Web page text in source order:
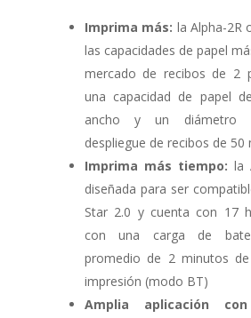
Imprima más: la Alpha-2R
las capacidades de papel
mercado de recibos de 2
una capacidad de papel
ancho y un diámetro
despliegue de recibos de 50
Imprima más tiempo: la
diseñada para ser
Star 2.0 y cuenta con 17
con una carga de
promedio de 2 minutos
impresión (modo BT)
Amplia aplicación